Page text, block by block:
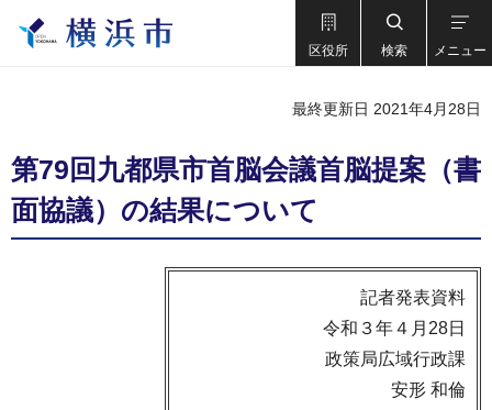
区役所 検索 メニュー
最終更新日 2021年4月28日
第79回九都県市首脳会議首脳提案（書
面協議）の結果について
記者発表資料
令和３年４月28日
政策局広域行政課
安形 和倫